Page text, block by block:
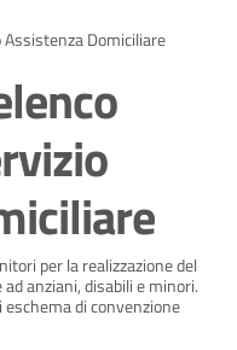
Domiciliare
per la realizzazione del
anziani, disabili e minori.
di convenzione